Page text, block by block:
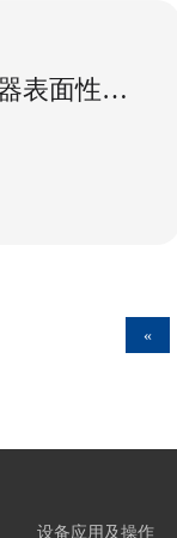
浅谈纸张检测仪器表面性能与印刷品质量的关系
«
设备应用及操作